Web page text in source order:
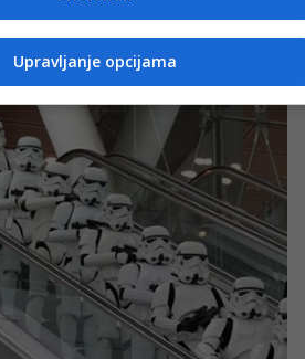
Upravljanje opcijama